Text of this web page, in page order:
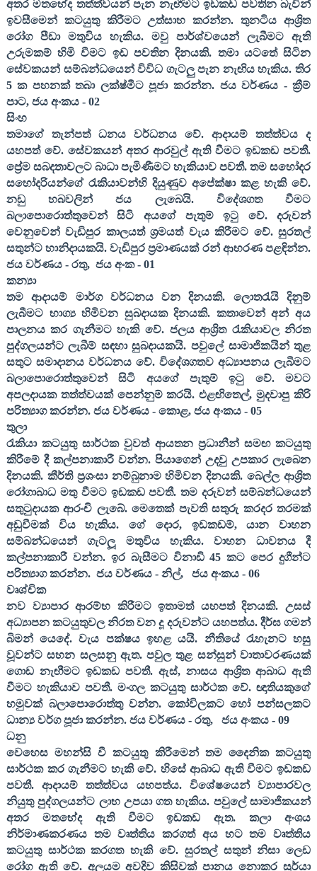
අතර මතභේද තත්ත්වයන් පැන නැඟීමට ඉඩකඩ පවතින බැවින්
ඉවසීමෙන් කටයුතු කිරීමට උත්සාහ කරන්න. තුනටිය ආශ්‍රිත
රෝග පීඩා මතුවිය හැකිය. මවු පාර්ශ්වයෙන් ලැබීමට ඇති
උරුමකම් හිමි වීමට ඉඩ පවතින දිනයකි. තමා යටතේ සිටින
සේවකයන් සම්බන්ධයෙන් විවිධ ගැටලු පැන නැඟිය හැකිය.තිර
5ක පහනක් තබා ලක්ෂ්මීට පූජා කරන්න. ජය වර්ණය - ක්‍රීම්
පාට, ජය අංකය - 02
සිංහ
තමාගේ තැන්පත් ධනය වර්ධනය වේ. ආදායම් තත්ත්වය ද
යහපත් වේ. සේවකයන් අතර ආරවුල් ඇති වීමට ඉඩකඩ පවතී.
ප්‍රේම සබදතාවලට බාධා පැමිණීමට හැකියාව පවතී. තම සහෝදර
සහෝදරියන්ගේ රැකියාවන්හි දියුණුව අපේක්ෂා කළ හැකි වේ.
නඩු හබවලින් ජය ලැබෙයි. විදේශගත වීමට
බලාපොරොත්තුවෙන් සිටි අයගේ පැතුම් ඉටු වේ. දරුවන්
වෙනුවෙන් වැඩිපුර කාලයත් ශ්‍රමයත් වැය කිරීමට වේ. සුරතල්
සතුන්ට හානිදායකයි.වැඩිපුර ප්‍රමාණයක් රන් ආභරණ පළඳින්න.
ජය වර්ණය - රතු, ජය අංක - 01
කන්‍යා
තම ආදායම් මාර්ග වර්ධනය වන දිනයකි. ලොතරැයි දිනුම්
ලැබීමට භාග්‍ය හිමිවන සුබදායක දිනයකි. කතාවෙන් අන් අය
පාලනය කර ගැනීමට හැකි වේ. ජලය ආශ්‍රිත රැකියාවල නිරත
පුද්ගලයන්ට ලැබීම් සඳහා සුබදායකයි. පවුලේ සාමාජිකයින් තුළ
සතුට සමාදානය වර්ධනය වේ. විදේශගතව අධ්‍යාපනය ලැබීමට
බලාපොරොත්තුවෙන් සිටි අයගේ පැතුම් ඉටු වේ. මවට
අපලදායක තත්ත්වයක් පෙන්නුම් කරයි.එළඟිතෙල්,මුදවාපු කිරි
පරිත්‍යාග කරන්න. ජය වර්ණය - කොළ, ජය අංකය -05
තුලා
රැකියා කටයුතු සාර්ථක වුවත් ආයතන ප්‍රධානීන් සමඟ කටයුතු
කිරීමේ දී කල්පනාකාරී වන්න. පියාගෙන් උදවු උපකාර ලැබෙන
දිනයකි. කීර්ති ප්‍රශංසා නම්බුනාම හිමිවන දිනයකි. බෙල්ල ආශ්‍රිත
රෝගාබාධ මතු වීමට ඉඩකඩ පවතී. තම දරුවන් සම්බන්ධයෙන්
සතුටුදායක ආරංචි ලැබේ. මෙතෙක් පැවති සතුරු කරදර තරමක්
අඩුවීමක් විය හැකිය. ගේ දොර, ඉඩකඩම්,යාන වාහන
සම්බන්ධයෙන් ගැටලූ මතුවිය හැකිය. වාහන ධාවනය දී
කල්පනාකාරී වන්න. ඉර බැසීමට විනාඩි45 කට පෙර දුගීන්ට
පරිත්‍යාග කරන්න. ජය වර්ණය - නිල්, ජය අංකය - 06
වෘශ්චික
නව ව්‍යාපාර ආරම්භ කිරීමට ඉතාමත් යහපත් දිනයකි. උසස්
අධ්‍යාපන කටයුතුවල නිරත වන දූ දරුවන්ට යහපත්ය. දීර්ඝ ගමන්
බිමන් යෙදේ. වැය පක්ෂය ඉහළ යයි. නීතියේ රැහැනට හසු
වූවන්ට සහන සලසනු ඇත. පවුල තුළ සන්සුන් වාතාවරණයක්
ගොඩ නැඟීමට ඉඩකඩ පවතී. ඇස්,නාසය ආශ්‍රිත ආබාධ ඇති
වීමට හැකියාව පවතී. මංගල කටයුතු සාර්ථක වේ. ඥාතියකුගේ
හමුවක් බලාපොරොත්තු වන්න. කෝවිලකට හෝ පන්සලකට
ධාන්‍ය වර්ග පූජා කරන්න. ජය වර්ණය - රතු, ජය අංකය -09
ධනු
වෙහෙස මහන්සි වී කටයුතු කිරීමෙන් තම දෛනික කටයුතු
සාර්ථක කර ගැනීමට හැකි වේ. හිසේ ආබාධ ඇති වීමට ඉඩකඩ
පවතී. ආදායම් තත්ත්වය යහපත්ය. විශේෂයෙන් ව්‍යාපාරවල
නියුතු පුද්ගලයන්ට ලාභ උපයා ගත හැකිය. පවුලේ සාමාජිකයන්
අතර මතභේද ඇති වීමට ඉඩකඩ ඇත. කලා අංශය
නිර්මාණකරණය තම වෘත්තිය කරගත් අය හට තම වෘත්තිය
කටයුතු සාර්ථක කරගත හැකි වේ. සුරතල් සතුන් නිසා ලෙඩ
රෝග ඇති වේ. අලුයම අවදිව කිසිවක් පානය නොකර සූර්යා